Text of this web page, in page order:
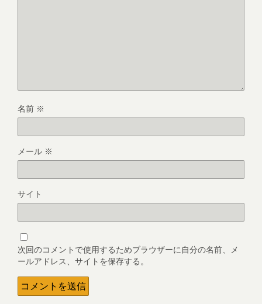
名前 ※
メール ※
サイト
次回のコメントで使用するためブラウザーに自分の名前、メ
ールアドレス、サイトを保存する。